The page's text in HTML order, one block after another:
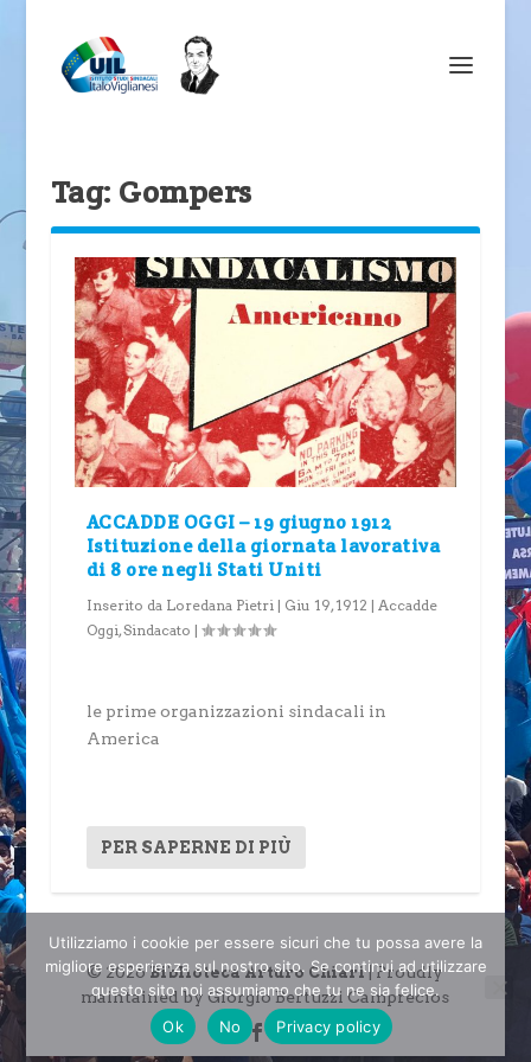
Tag: Gompers
ACCADDE OGGI – 19 giugno 1912
Istituzione della giornata lavorativa
di 8 ore negli Stati Uniti
Inserito da Loredana Pietri | Giu 19, 1912 | Accadde
Oggi,Sindacato |
le prime organizzazioni sindacali in
America
PER SAPERNE DI PIÙ
© 2026Biblioteca Arturo Chiari| Proudly
maintained by Giorgio Bertuzzi Camprecios
Utilizziamo i cookie per essere sicuri che tu possa avere la
migliore esperienza sul nostro sito. Se continui ad utilizzare
questo sito noi assumiamo che tu ne sia felice.
Ok
No Privacy policy